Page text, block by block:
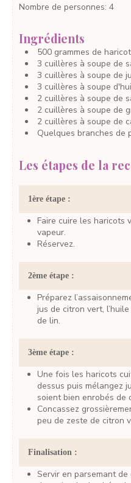
Nombre de personnes: 4
Ingrédients
500 grammes de
3 cuillères à soupe de
3 cuillères à soupe de
3 cuillères à soupe
2 cuillères à soupe de
2 cuillères à soupe de
2 cuillères à soupe de
Quelques branches de
Les étapes de la
1ère étape :
Faire cuire les haricots vers durant 10 minutes à la
vapeur.
Réservez.
2ème étape :
Préparez l’assaisonnement ! Mélangez la sauce soja, le
jus de citron vert,
de lin.
3ème étape :
Une fois les haricots cuits, versez l'assaisonnement
dessus puis mélangez
soient bien enrobés de
Concassez grossièrement les cacahuètes, récupérez un
peu de zeste de citron
Finalisation :
Servir en parsemant de graines de lin, de persil plat ou